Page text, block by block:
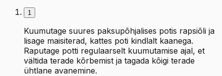
1
Kuumutage suures paksupõhjalises potis rapsiõli ja
lisage maisiterad, kattes poti kindlalt kaanega.
Raputage potti regulaarselt kuumutamise ajal, et
vältida terade kõrbemist ja tagada kõigi terade
ühtlane avanemine.